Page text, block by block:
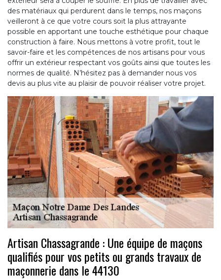
des matériaux qui perdurent dans le temps, nos maçons
veilleront à ce que votre cours soit la plus attrayante
possible en apportant une touche esthétique pour chaque
construction à faire. Nous mettons à votre profit, tout le
savoir-faire et les compétences de nos artisans pour vous
offrir un extérieur respectant vos goûts ainsi que toutes les
normes de qualité. N’hésitez pas à demander nous vos
devis au plus vite au plaisir de pouvoir réaliser votre projet.
Artisan Chassagrande : Une équipe de maçons
qualifiés pour vos petits ou grands travaux de
maçonnerie dans le 44130